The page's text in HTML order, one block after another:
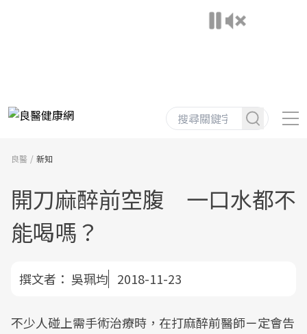
良醫 新知
開刀麻醉前空腹 一口水都不
能喝嗎？
撰文者： 吳珮均 2018-11-23
不少人碰上需手術治療時，在打麻醉前醫師ㄧ定會告